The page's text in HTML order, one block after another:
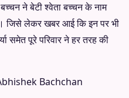
ने बेटी श्वेता बच्चन के नाम
जिसे लेकर खबर आई कि इन पर भी
समेत पूरे परिवार ने हर तरह की